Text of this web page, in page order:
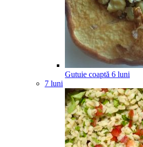
Gutuie coaptă 6 luni
7 luni